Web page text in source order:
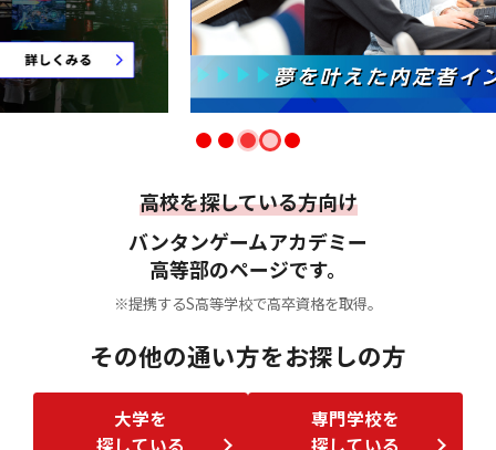
高校を探している方向け
バンタンゲームアカデミー
高等部のページです。
※提携するS高等学校で高卒資格を取得。
その他の通い方をお探しの方
大学を
探している
専門学校を
探している